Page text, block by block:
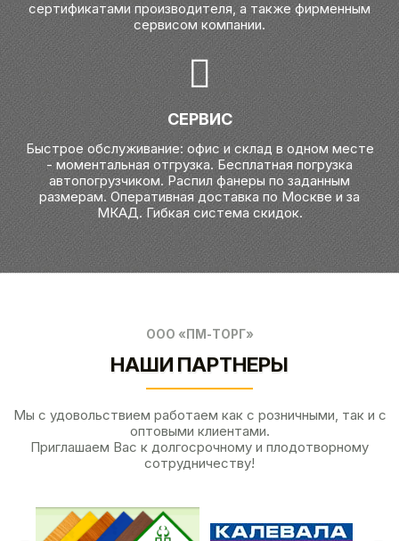
сертификатами производителя, а также фирменным
сервисом компании.
СЕРВИС
Быстрое обслуживание: офис и склад в одном месте
- моментальная отгрузка. Бесплатная погрузка
автопогрузчиком. Распил фанеры по заданным
размерам. Оперативная доставка по Москве и за
МКАД. Гибкая система скидок.
ООО «ПМ-ТОРГ»
НАШИ ПАРТНЕРЫ
Мы с удовольствием работаем как с розничными, так и с
оптовыми клиентами.
Приглашаем Вас к долгосрочному и плодотворному
сотрудничеству!